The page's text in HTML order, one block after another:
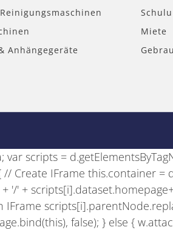
Anhängegeräte
Miete
scripts =
IFrame this.container =
' +
false); } else {